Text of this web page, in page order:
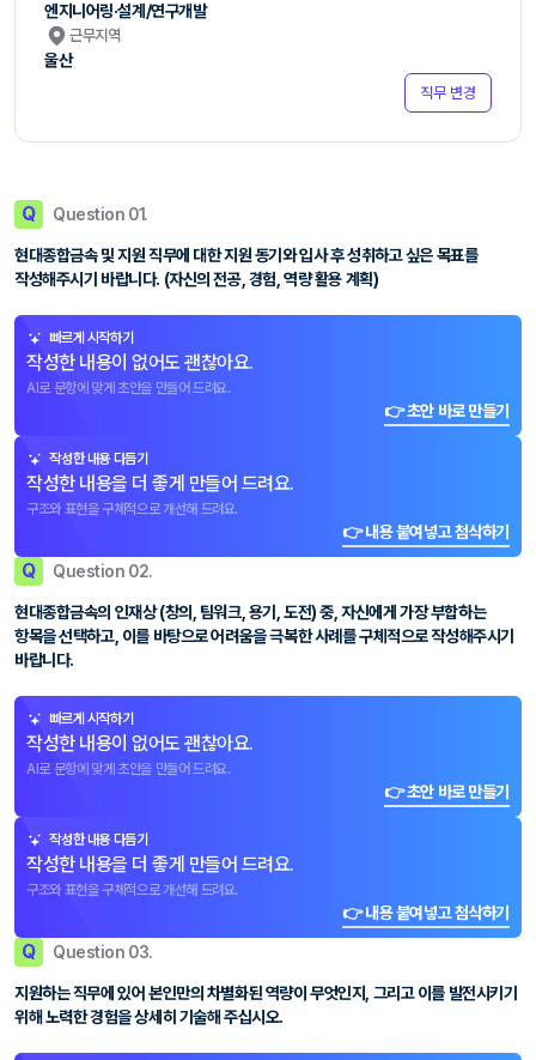
엔지니어링·설계/연구개발
근무지역
울산
직무 변경
Q Question 01.
현대종합금속 및 지원 직무에 대한 지원 동기와 입사 후 성취하고 싶은 목표를
작성해주시기 바랍니다. (자신의 전공, 경험, 역량 활용 계획)
빠르게 시작하기
작성한 내용이 없어도 괜찮아요.
AI로 문항에 맞게 초안을 만들어 드려요.
👉 초안 바로 만들기
작성한 내용 다듬기
작성한 내용을 더 좋게 만들어 드려요.
구조와 표현을 구체적으로 개선해 드려요.
👉 내용 붙여넣고 첨삭하기
Q Question 02.
현대종합금속의 인재상 (창의, 팀워크, 용기, 도전) 중, 자신에게 가장 부합하는
항목을 선택하고, 이를 바탕으로 어려움을 극복한 사례를 구체적으로 작성해주시기
바랍니다.
빠르게 시작하기
작성한 내용이 없어도 괜찮아요.
AI로 문항에 맞게 초안을 만들어 드려요.
👉 초안 바로 만들기
작성한 내용 다듬기
작성한 내용을 더 좋게 만들어 드려요.
구조와 표현을 구체적으로 개선해 드려요.
👉 내용 붙여넣고 첨삭하기
Q Question 03.
지원하는 직무에 있어 본인만의 차별화된 역량이 무엇인지, 그리고 이를 발전시키기
위해 노력한 경험을 상세히 기술해 주십시오.